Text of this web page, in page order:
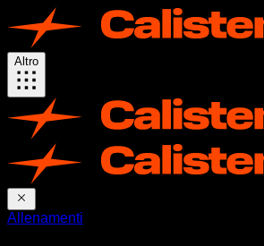
Altro
Allenamenti